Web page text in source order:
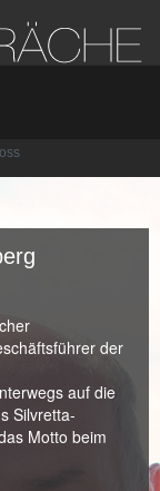
der
auf die
Silvretta-
Motto beim